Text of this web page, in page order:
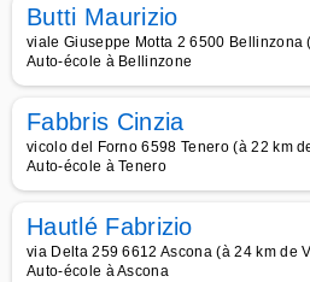
Butti Maurizio
viale Giuseppe Motta 2 6500 Bellinzona
Auto-école à Bellinzone
Fabbris Cinzia
vicolo del Forno 6598 Tenero (à 22 km
Auto-école à Tenero
Hautlé Fabrizio
via Delta 259 6612 Ascona (à 24 km de
Auto-école à Ascona